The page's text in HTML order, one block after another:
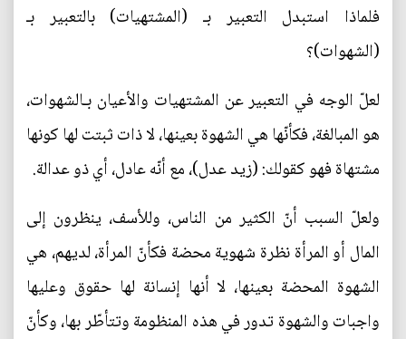
فلماذا استبدل التعبير بـ (المشتهيات) بالتعبير بـ
(الشهوات)؟
لعلّ الوجه في التعبير عن المشتهيات والأعيان بـالشهوات،
هو المبالغة، فكأنّها هي الشهوة بعينها، لا ذات ثبتت لها كونها
مشتهاة فهو كقولك: (زيد عدل)، مع أنّه عادل، أي ذو عدالة.
ولعلّ السبب أنّ الكثير من الناس، وللأسف، ينظرون إلى
المال أو المرأة نظرة شهوية محضة فكأنّ المرأة، لديهم، هي
الشهوة المحضة بعينها، لا أنها إنسانة لها حقوق وعليها
واجبات والشهوة تدور في هذه المنظومة وتتأطّر بها، وكأنّ